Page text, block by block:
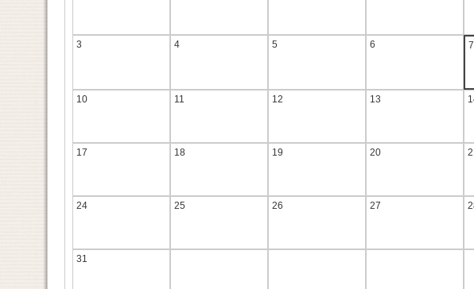
3 4 5 6 7
10 11 12 13
17 18 19 20
24 25 26 27
31